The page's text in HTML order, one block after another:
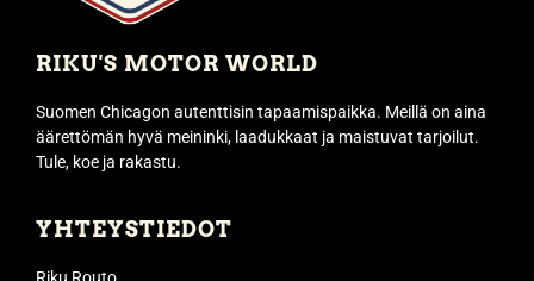
RIKU'S MOTOR WORLD
Suomen Chicagon autenttisin tapaamispaikka. Meillä on aina
äärettömän hyvä meininki, laadukkaat ja maistuvat tarjoilut.
Tule, koe ja rakastu.
YHTEYSTIEDOT